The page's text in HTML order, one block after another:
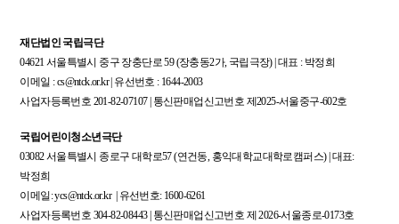
재단법인 국립극단
04621 서울특별시 중구 장충단로 59 (장충동2가, 국립극장) | 대표 : 박정희
이메일 : cs@ntck.or.kr | 유선번호 : 1644-2003
사업자등록번호 201-82-07107 | 통신판매업신고번호 제2025-서울중구-602호
국립어린이청소년극단
03082 서울특별시 종로구 대학로57 (연건동, 홍익대학교대학로캠퍼스) | 대표:
박정희
이메일: ycs@ntck.or.kr | 유선번호: 1600-6261
사업자등록번호 304-82-08443 | 통신판매업신고번호 제 2026-서울종로-0173호